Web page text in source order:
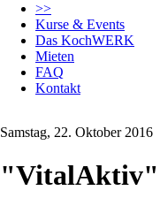
überspringen
>>
Kurse & Events
Das KochWERK
Mieten
FAQ
Kontakt
Samstag, 22. Oktober 2016
"VitalAktiv"